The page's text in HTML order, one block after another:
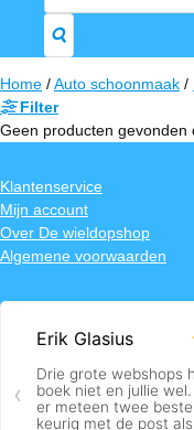
Home /Auto schoonmaak /
Filter
Geen producten gevonden
Klantenservice
Mijn account
Over De wieldopshop
Algemene voorwaarden